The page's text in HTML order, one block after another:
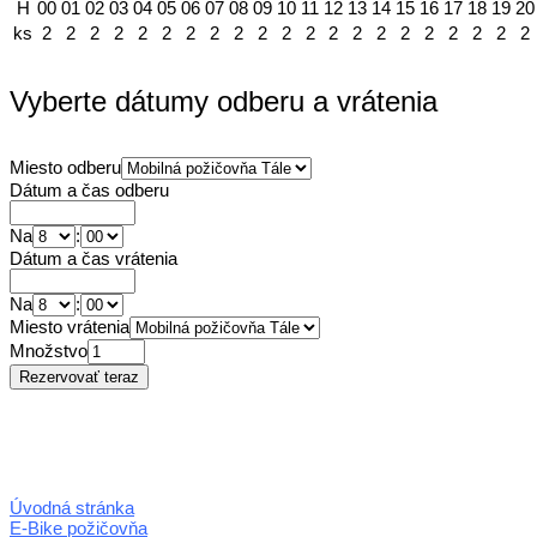
H 00 01 02 03 04 05 06 07 08 09 10 11 12 13 14 15 16 17 18 19 20
ks 2 2 2 2 2 2 2 2 2 2 2 2 2 2 2 2 2 2 2 2 2
Vyberte dátumy odberu a vrátenia
Miesto odberu
Dátum a čas odberu
Na
:
Dátum a čas vrátenia
Na
:
Miesto vrátenia
Množstvo
Úvodná stránka
E-Bike požičovňa